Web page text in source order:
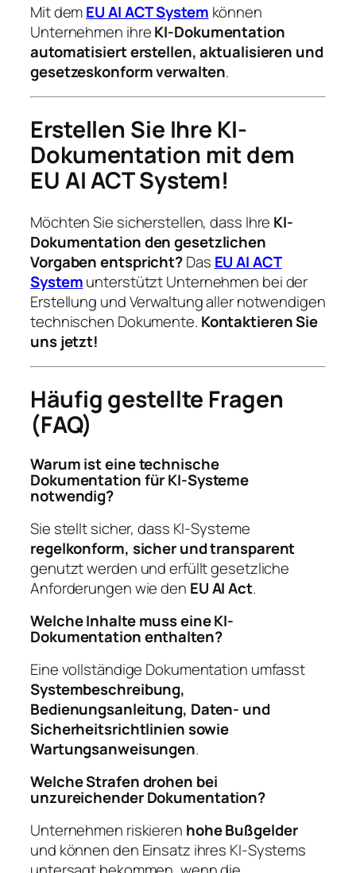
Mit demEU AI ACT System können
Unternehmen ihreKI-Dokumentation
automatisiert erstellen, aktualisieren und
gesetzeskonform verwalten.
Erstellen Sie Ihre KI-
Dokumentation mit dem
EU AI ACT System!
Möchten Sie sicherstellen, dass Ihre KI-
Dokumentation den gesetzlichen
Vorgaben entspricht?Das EU AI ACT
Systemunterstützt Unternehmen bei der
Erstellung und Verwaltung aller notwendigen
technischen Dokumente. Kontaktieren Sie
uns jetzt!
Häufig gestellte Fragen
(FAQ)
Warum ist eine technische
Dokumentation für KI-Systeme
notwendig?
Sie stellt sicher, dass KI-Systeme
regelkonform, sicher und transparent
genutzt werden und erfüllt gesetzliche
Anforderungen wie den EU AI Act.
Welche Inhalte muss eine KI-
Dokumentation enthalten?
Eine vollständige Dokumentation umfasst
Systembeschreibung,
Bedienungsanleitung, Daten- und
Sicherheitsrichtlinien sowie
Wartungsanweisungen.
Welche Strafen drohen bei
unzureichender Dokumentation?
Unternehmen riskieren hohe Bußgelder
und können den Einsatz ihres KI-Systems